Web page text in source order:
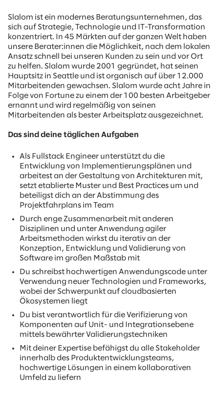
Slalom ist ein modernes Beratungsunternehmen, das
sich auf Strategie, Technologie und IT-Transformation
konzentriert. In 45 Märkten auf der ganzen Welt haben
unsere Berater:innen die Möglichkeit, nach dem lokalen
Ansatz schnell bei unseren Kunden zu sein und vor Ort
zu helfen. Slalom wurde 2001 gegründet, hat seinen
Hauptsitz in Seattle und ist organisch auf über 12.000
Mitarbeitenden gewachsen. Slalom wurde acht Jahre in
Folge von Fortune zu einem der 100 besten Arbeitgeber
ernannt und wird regelmäßig von seinen
Mitarbeitenden als bester Arbeitsplatz ausgezeichnet.
Das sind deine täglichen Aufgaben
Als Fullstack Engineer unterstützt du die
Entwicklung von Implementierungsplänen und
arbeitest an der Gestaltung von Architekturen mit,
setzt etablierte Muster und Best Practices um und
beteiligst dich an der Abstimmung des
Projektfahrplans im Team
Durch enge Zusammenarbeit mit anderen
Disziplinen und unter Anwendung agiler
Arbeitsmethoden wirkst du iterativ an der
Konzeption, Entwicklung und Validierung von
Software im großen Maßstab mit
Du schreibst hochwertigen Anwendungscode unter
Verwendung neuer Technologien und Frameworks,
wobei der Schwerpunkt auf cloudbasierten
Ökosystemen liegt
Du bist verantwortlich für die Verifizierung von
Komponenten auf Unit- und Integrationsebene
mittels bewährter Validierungstechniken
Mit deiner Expertise befähigst du alle Stakeholder
innerhalb des Produktentwicklungsteams,
hochwertige Lösungen in einem kollaborativen
Umfeld zu liefern